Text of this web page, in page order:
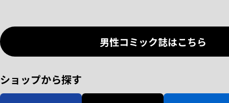
男性コミック誌はこちら
ショップから探す